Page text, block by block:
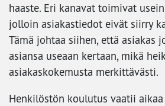
haaste. Eri kanavat toimivat
jolloin asiakastiedot eivät siirry
Tämä johtaa siihen, että asiakas
asiansa useaan kertaan, mikä
asiakaskokemusta merkittävästi.
Henkilöstön koulutus vaatii aikaa